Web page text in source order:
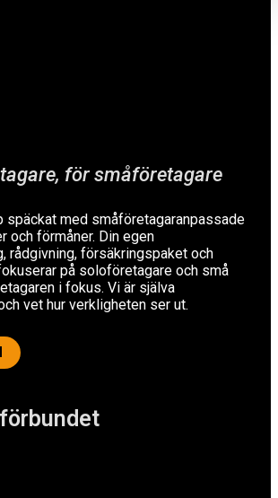
för småföretagare
späckat med småföretagaranpassade
och förmåner. Din egen
rådgivning, försäkringspaket och
på soloföretagare och små
i fokus. Vi är själva
vet hur verkligheten ser ut.